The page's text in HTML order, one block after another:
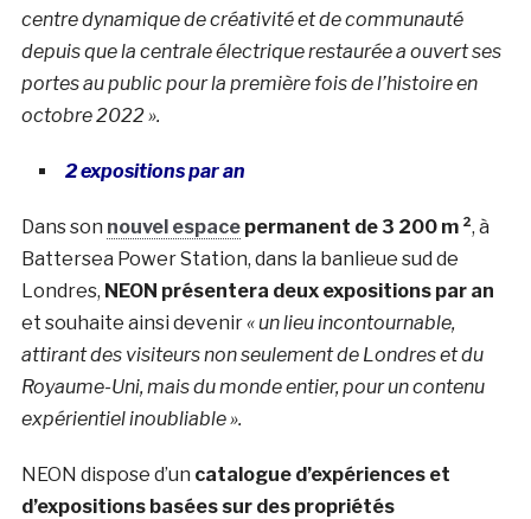
centre dynamique de créativité et de communauté
depuis que la centrale électrique restaurée a ouvert ses
portes au public pour la première fois de l’histoire en
octobre 2022 ».
2 expositions par an
Dans son nouvel espacepermanent de 3 200 m ², à
Battersea Power Station, dans la banlieue sud de
Londres, NEON présentera deux expositions par an
et souhaite ainsi devenir« un lieu incontournable,
attirant des visiteurs non seulement de Londres et du
Royaume-Uni, mais du monde entier, pour un contenu
expérientiel inoubliable ».
NEON dispose d’un catalogue d’expériences et
d’expositions basées sur des propriétés